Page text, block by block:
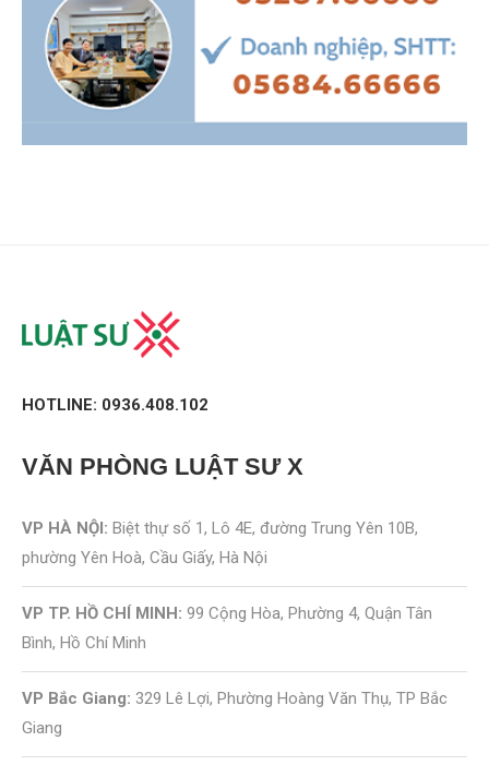
HOTLINE: 0936.408.102
VĂN PHÒNG LUẬT SƯ X
VP HÀ NỘI: Biệt thự số 1, Lô 4E, đường Trung Yên 10B,
phường Yên Hoà, Cầu Giấy, Hà Nội
VP TP. HỒ CHÍ MINH: 99 Cộng Hòa, Phường 4, Quận Tân
Bình, Hồ Chí Minh
VP Bắc Giang: 329 Lê Lợi, Phường Hoàng Văn Thụ, TP Bắc
Giang